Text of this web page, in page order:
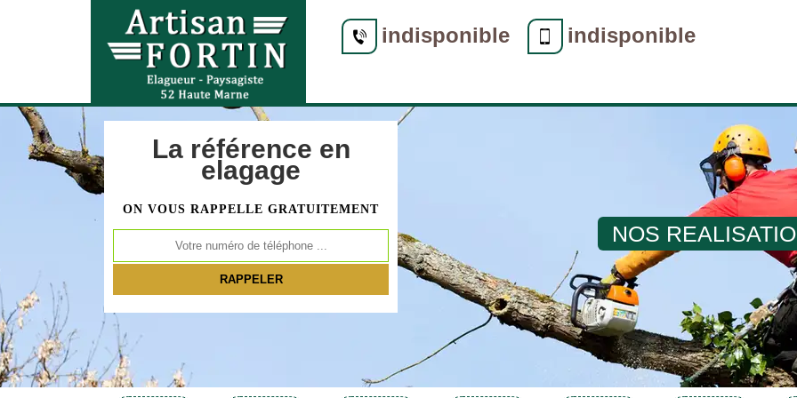
indisponible indisponible
La référence en
elagage
ON VOUS RAPPELLE GRATUITEMENT
NOS